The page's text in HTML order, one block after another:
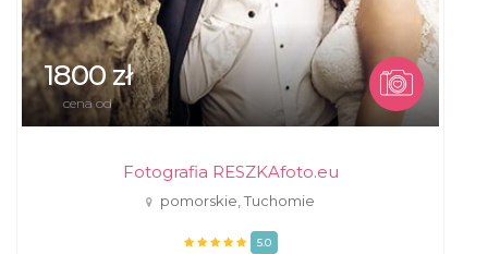
1800 zł
cena od
Fotografia RESZKAfoto.eu
pomorskie, Tuchomie
5.0